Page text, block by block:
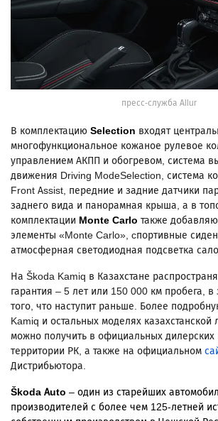
пресс-служба Allur
В комплектацию Selection входят
многофункциональное кожаное рулевое
управлением АКПП и обогревом, система
движения Driving ModeSelection, система
Front Assist, передние и задние датчики
заднего вида и панорамная крыша, а в
комплектации Monte Carlo также
элементы «Monte Carlo», cпортивные
атмосферная светодиодная подсветка
На Škoda Kamiq в Казахстане
гарантия – 5 лет или 150 000 км пробега, в
того, что наступит раньше. Более
Kamiq и остальных моделях казахстанской
можно получить в официальных дилерских
территории РК, а также на официальном
Дистрибьютора.
Škoda Auto – один из старейших
производителей с более чем 125-летней